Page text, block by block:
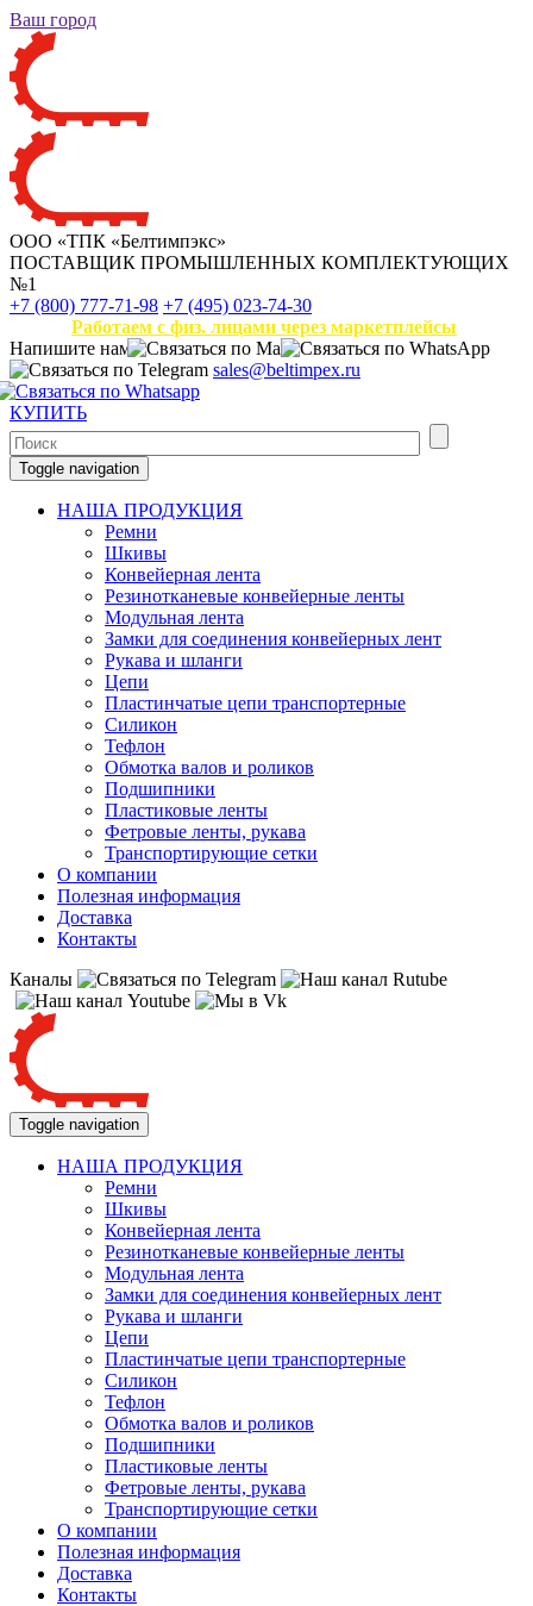
Ваш город
ООО «ТПК «Белтимпэкс»
ПОСТАВЩИК ПРОМЫШЛЕННЫХ КОМПЛЕКТУЮЩИХ
№1
+7 (800) 777-71-98 +7 (495) 023-74-30
Работаем с физ. лицами через маркетплейсы
Напишите нам
sales@beltimpex.ru
КУПИТЬ
Toggle navigation
НАША ПРОДУКЦИЯ
Ремни
Шкивы
Конвейерная лента
Резинотканевые конвейерные ленты
Модульная лента
Замки для соединения конвейерных лент
Рукава и шланги
Цепи
Пластинчатые цепи транспортерные
Силикон
Тефлон
Обмотка валов и роликов
Подшипники
Пластиковые ленты
Фетровые ленты, рукава
Транспортирующие сетки
О компании
Полезная информация
Доставка
Контакты
Каналы
Toggle navigation
НАША ПРОДУКЦИЯ
Ремни
Шкивы
Конвейерная лента
Резинотканевые конвейерные ленты
Модульная лента
Замки для соединения конвейерных лент
Рукава и шланги
Цепи
Пластинчатые цепи транспортерные
Силикон
Тефлон
Обмотка валов и роликов
Подшипники
Пластиковые ленты
Фетровые ленты, рукава
Транспортирующие сетки
О компании
Полезная информация
Доставка
Контакты